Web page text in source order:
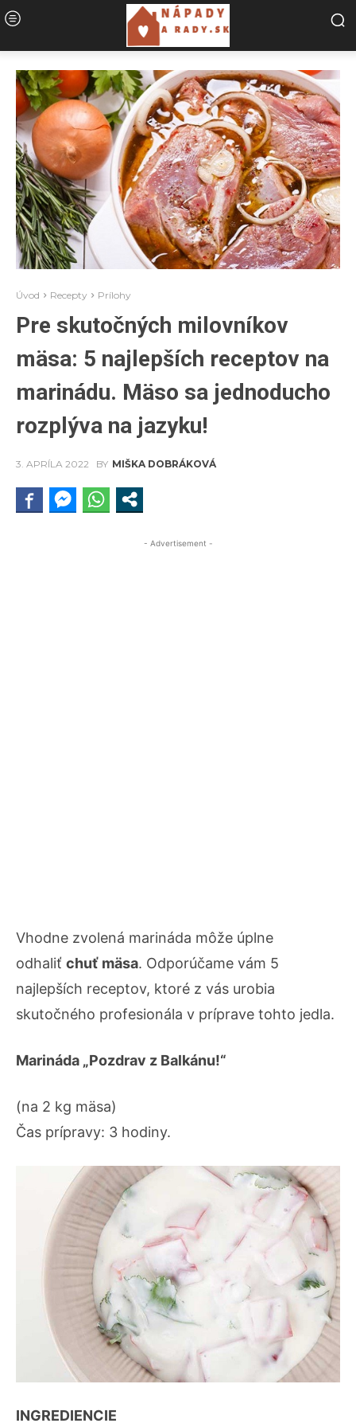
Úvod Recepty Prílohy
Pre skutočných milovníkov
mäsa: 5 najlepších receptov na
marinádu. Mäso sa jednoducho
rozplýva na jazyku!
3. APRÍLA 2022 BY MIŠKA DOBRÁKOVÁ
- Advertisement -
Vhodne zvolená marináda môže úplne
odhaliť chuť mäsa. Odporúčame vám 5
najlepších receptov, ktoré z vás urobia
skutočného profesionála v príprave tohto jedla.
Marináda „Pozdrav z Balkánu!“
(na 2 kg mäsa)
Čas prípravy: 3 hodiny.
INGREDIENCIE